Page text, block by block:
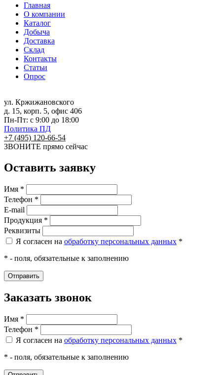
Главная
О компании
Каталог
Добыча
Доставка
Склад
Контакты
Статьи
Опрос
ул. Кржижановского
д. 15, корп. 5, офис 406
Пн-Пт: с 9:00 до 18:00
Политика ПД
+7 (495) 120-66-54
ЗВОНИТЕ прямо сейчас
Оставить заявку
Имя *
Телефон *
E-mail
Продукция *
Реквизиты
Я согласен на обработку персональных данных *
* - поля, обязательные к заполнению
Заказать звонок
Имя *
Телефон *
Я согласен на обработку персональных данных *
* - поля, обязательные к заполнению